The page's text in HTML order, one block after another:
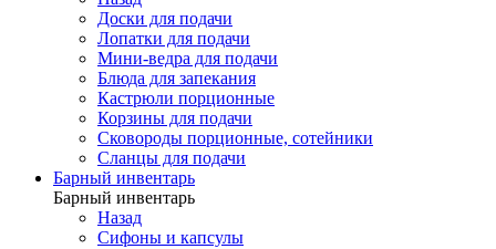
Доски для подачи
Лопатки для подачи
Мини-ведра для подачи
Блюда для запекания
Кастрюли порционные
Корзины для подачи
Сковороды порционные, сотейники
Сланцы для подачи
Барный инвентарь
Барный инвентарь
Назад
Сифоны и капсулы